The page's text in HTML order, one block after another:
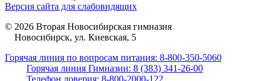
Версия сайта для слабовидящих
© 2026 Вторая Новосибирская гимназия
Новосибирск, ул. Киевская, 5
Горячая линия по вопросам питания: 8-800-350-5060
Горячая линия Гимназии: 8 (383) 341-26-00
Телефон доверия: 8-800-2000-122